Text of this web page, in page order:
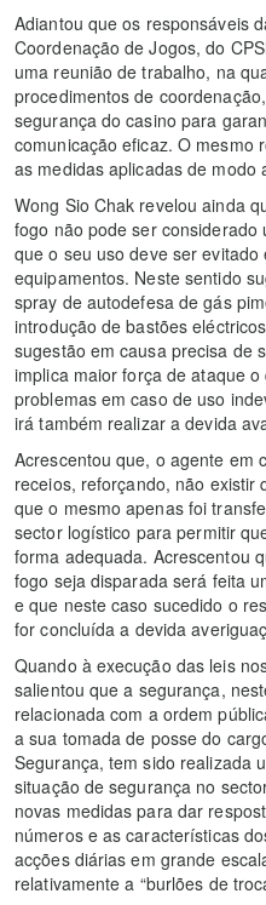
Adiantou que os responsáveis
Coordenação de Jogos, do
uma reunião de trabalho, na
procedimentos de
segurança do casino para
comunicação eficaz. O mesmo
as medidas aplicadas de modo
Wong Sio Chak revelou ainda
fogo não pode ser
que o seu uso deve ser
equipamentos. Neste sentido
spray de autodefesa de gás
introdução de bastões
sugestão em causa precisa de
implica maior força de ataque
problemas em caso de uso
irá também realizar a devida
Acrescentou que, o agente em
receios, reforçando, não existir
que o mesmo apenas foi
sector logístico para permitir
forma adequada. Acrescentou
fogo seja disparada será feita
e que neste caso sucedido o
for concluída a devida
Quando à execução das leis
salientou que a segurança,
relacionada com a ordem
a sua tomada de posse do
Segurança, tem sido realizada
situação de segurança no
novas medidas para dar
números e as características
acções diárias em grande
relativamente a “burlões de